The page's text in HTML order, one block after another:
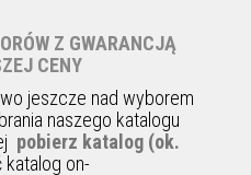
Z GWARANCJĄ
CENY
jeszcze nad wyborem
naszego katalogu
pobierz katalog (ok.
katalog on-